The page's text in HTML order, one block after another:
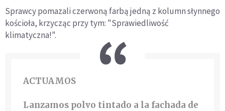
Sprawcy pomazali czerwoną farbą jedną z kolumn słynnego
kościoła, krzycząc przy tym: "Sprawiedliwość
klimatyczna!".
ACTUAMOS
Lanzamos polvo tintado a la fachada de